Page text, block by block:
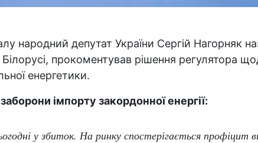
народний депутат України Сергій Нагорняк
Білорусі, прокоментував рішення регулятора
енергетики.
імпорту закордонної енергії:
у збиток. На ринку спостерігається профіцит